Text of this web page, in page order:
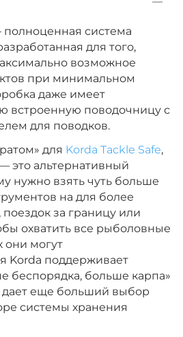
система
для того,
возможное
при минимальном
даже имеет
встроенную поводочницу с
для поводков.
для Korda Tackle Safe,
это альтернативный
нужно взять чуть больше
на для более
за границу или
охватить все рыболовные
они могут
Korda поддерживает
беспорядка, больше карпа»
дает еще больший выбор
системы хранения